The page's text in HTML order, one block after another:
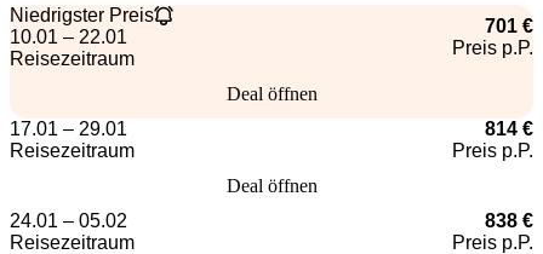
Niedrigster Preis
10.01 – 22.01
Reisezeitraum
701 €
Preis p.P.
Deal öffnen
17.01 – 29.01
Reisezeitraum
814 €
Preis p.P.
Deal öffnen
24.01 – 05.02
Reisezeitraum
838 €
Preis p.P.